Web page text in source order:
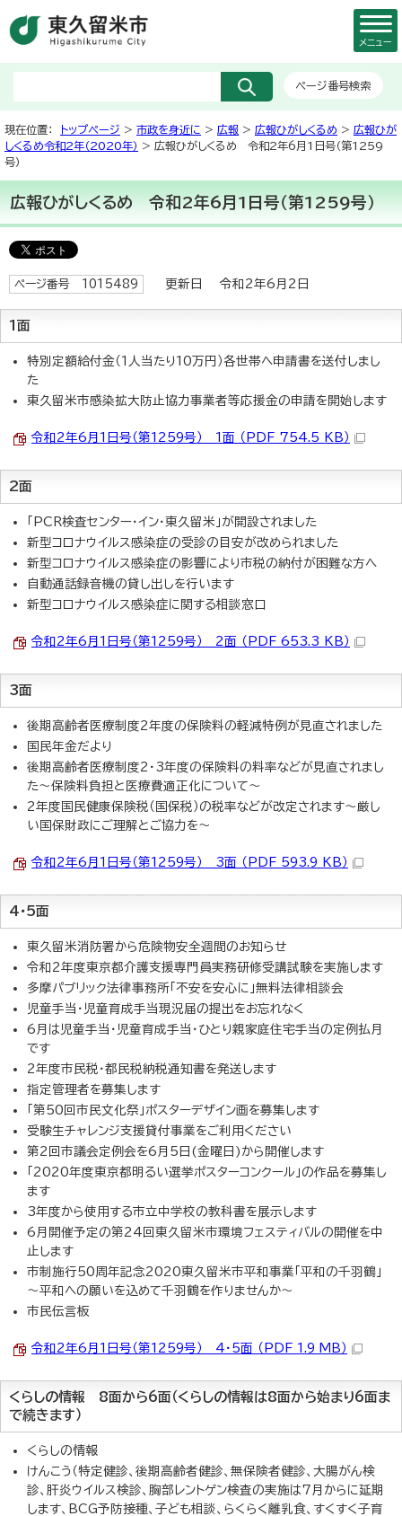
ページ番号検索
メニュー
現在位置： トップページ > 市政を身近に > 広報 > 広報ひがしくるめ > 広報ひが
しくるめ令和2年（2020年） > 広報ひがしくるめ 令和2年6月1日号（第1259
号）
広報ひがしくるめ 令和2年6月1日号（第1259号）
ページ番号 1015489 更新日 令和2年6月2日
1面
特別定額給付金（1人当たり10万円）各世帯へ申請書を送付しまし
た
東久留米市感染拡大防止協力事業者等応援金の申請を開始します
令和2年6月1日号（第1259号） 1面 （PDF 754.5 KB）
2面
「PCR検査センター・イン・東久留米」が開設されました
新型コロナウイルス感染症の受診の目安が改められました
新型コロナウイルス感染症の影響により市税の納付が困難な方へ
自動通話録音機の貸し出しを行います
新型コロナウイルス感染症に関する相談窓口
令和2年6月1日号（第1259号） 2面 （PDF 653.3 KB）
3面
後期高齢者医療制度2年度の保険料の軽減特例が見直されました
国民年金だより
後期高齢者医療制度2・3年度の保険料の料率などが見直されまし
た～保険料負担と医療費適正化について～
2年度国民健康保険税（国保税）の税率などが改定されます～厳し
い国保財政にご理解とご協力を～
令和2年6月1日号（第1259号） 3面 （PDF 593.9 KB）
4・5面
東久留米消防署から危険物安全週間のお知らせ
令和2年度東京都介護支援専門員実務研修受講試験を実施します
多摩パブリック法律事務所「不安を安心に」無料法律相談会
児童手当・児童育成手当現況届の提出をお忘れなく
6月は児童手当・児童育成手当・ひとり親家庭住宅手当の定例払月
です
2年度市民税・都民税納税通知書を発送します
指定管理者を募集します
「第50回市民文化祭」ポスターデザイン画を募集します
受験生チャレンジ支援貸付事業をご利用ください
第2回市議会定例会を6月5日(金曜日)から開催します
「2020年度東京都明るい選挙ポスターコンクール」の作品を募集し
ます
3年度から使用する市立中学校の教科書を展示します
6月開催予定の第24回東久留米市環境フェスティバルの開催を中
止します
市制施行50周年記念2020東久留米市平和事業「平和の千羽鶴」
～平和への願いを込めて千羽鶴を作りませんか～
市民伝言板
令和2年6月1日号（第1259号） 4・5面 （PDF 1.9 MB）
くらしの情報 8面から6面（くらしの情報は8面から始まり6面ま
で続きます）
くらしの情報
けんこう（特定健診、後期高齢者健診、無保険者健診、大腸がん検
診、肝炎ウイルス検診、胸部レントゲン検査の実施は7月からに延期
します、BCG予防接種、子ども相談、らくらく離乳食、すくすく子育